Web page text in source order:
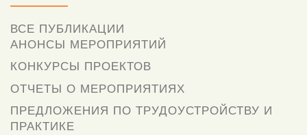
ВСЕ ПУБЛИКАЦИИ
АНОНСЫ МЕРОПРИЯТИЙ
КОНКУРСЫ ПРОЕКТОВ
ОТЧЕТЫ О МЕРОПРИЯТИЯХ
ПРЕДЛОЖЕНИЯ ПО ТРУДОУСТРОЙСТВУ И
ПРАКТИКЕ